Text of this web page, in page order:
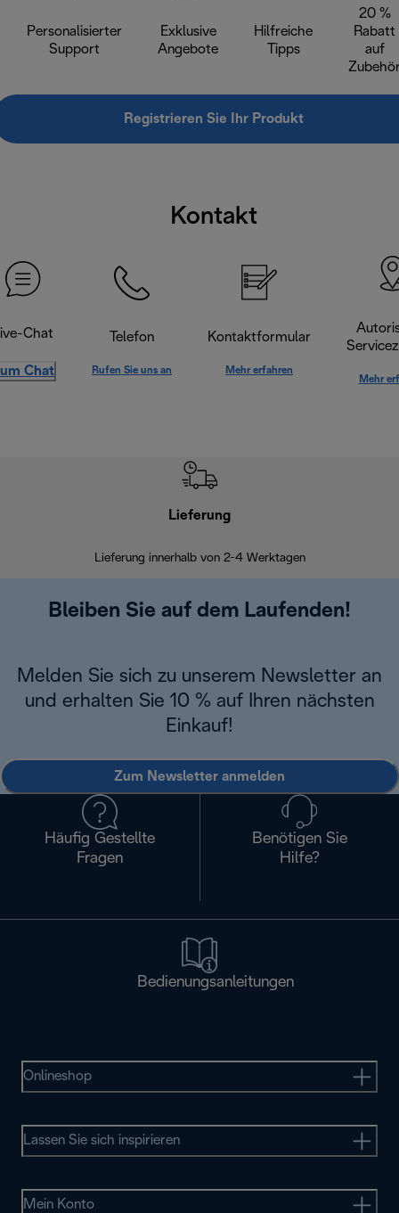
Personalisierter
Support
Exklusive
Angebote
Hilfreiche
Tipps
20 %
Rabatt
auf
Registrieren Sie Ihr Produkt
Kontakt
Chat
Chat
Telefon
Rufen Sie uns an
Kontaktformular
Mehr erfahren
Mehr
Lieferung
Lieferung innerhalb von 2-4 Werktagen
Bleiben Sie auf dem Laufenden!
Melden Sie sich zu unserem Newsletter an
und erhalten Sie 10 % auf Ihren nächsten
Einkauf!
Zum Newsletter anmelden
Häufig Gestellte
Fragen
Benötigen Sie
Hilfe?
Bedienungsanleitungen
Onlineshop
Lassen Sie sich inspirieren
Mein Konto